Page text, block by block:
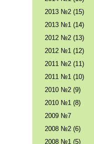
2013 №2 (15)
2013 №1 (14)
2012 №2 (13)
2012 №1 (12)
2011 №2 (11)
2011 №1 (10)
2010 №2 (9)
2010 №1 (8)
2009 №7
2008 №2 (6)
2008 №1 (5)